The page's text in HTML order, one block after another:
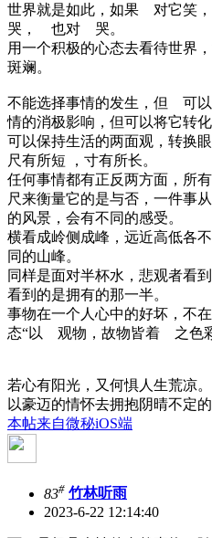
世界就是如此，如果 对它
哭， 也对 哭。
用一个积极的心态去看待世界
斑斓。
不能选择事情的发生，但 可
情的消极影响，但可以将它转
可以保持生活的两面观，转换
尺有所短 ，寸有所长。
任何事情都有正反两方面，所
尺来衡量它的是与否，一件事
的风景，会有不同的感受。
横看成岭侧成峰，远近高低各
同的山峰。
同样是面对半杯水，悲观者看
看到的是拥有的那一半。
事物在一个人心中的好坏，不
态“以 观物，故物皆着 之色彩
若心有阳光，又何惧人生荒凉。
以豪迈的情怀去拥抱阴晴不定的
本帖来自微秘iOS端
83# 竹林听雨
2023-6-22 12:14:40